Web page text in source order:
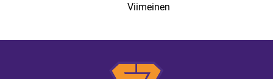
Viimeinen